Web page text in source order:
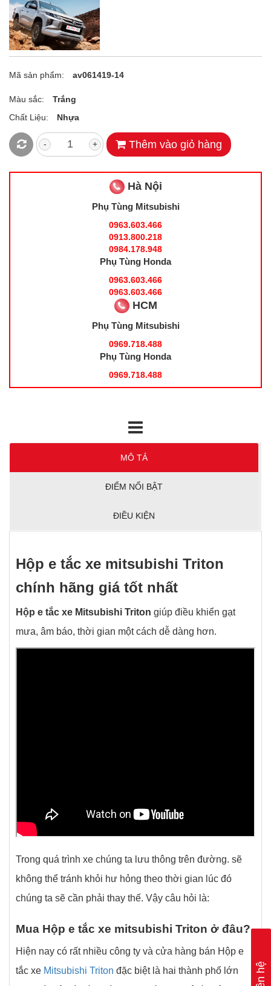
Mã sản phẩm: av061419-14
Màu sắc:
Trắng
Chất Liệu:
Nhựa
- + Thêm vào giỏ hàng
Hà Nội
Phụ Tùng Mitsubishi
0963.603.466
0913.800.218
0984.178.948
Phụ Tùng Honda
0963.603.466
0963.603.466
HCM
Phụ Tùng Mitsubishi
0969.718.488
Phụ Tùng Honda
0969.718.488
MÔ TẢ
ĐIỂM NỔI BẬT
ĐIỀU KIỆN
Hộp e tắc xe mitsubishi Triton
chính hãng giá tốt nhất
Hộp e tắc xe Mitsubishi Triton giúp điều khiển gạt
mưa, âm báo, thời gian một cách dễ dàng hơn.
Trong quá trình xe chúng ta lưu thông trên đường. sẽ
không thể tránh khỏi hư hỏng theo thời gian lúc đó
chúng ta sẽ cần phải thay thế. Vậy câu hỏi là:
Mua Hộp e tắc xe mitsubishi Triton ở đâu?
Hiện nay có rất nhiều công ty và cửa hàng bán Hộp e
tắc xe Mitsubishi Triton đặc biệt là hai thành phố lớn